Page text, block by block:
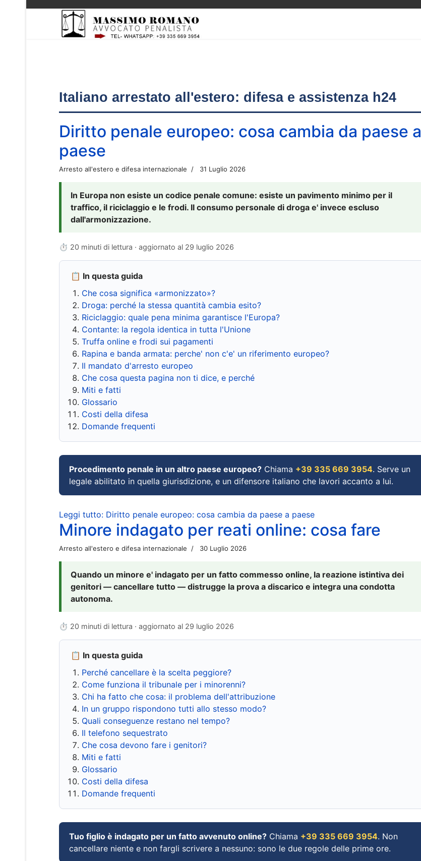
Italiano arrestato all'estero: difesa e assistenza h24
Diritto penale europeo: cosa cambia da paese a
paese
Arresto all'estero e difesa internazionale 31 Luglio 2026
In Europa non esiste un codice penale comune: esiste un pavimento minimo per il
traffico, il riciclaggio e le frodi. Il consumo personale di droga e' invece escluso
dall'armonizzazione.
⏱ 20 minuti di lettura · aggiornato al 29 luglio 2026
📋 In questa guida
Che cosa significa «armonizzato»?
Droga: perché la stessa quantità cambia esito?
Riciclaggio: quale pena minima garantisce l'Europa?
Contante: la regola identica in tutta l'Unione
Truffa online e frodi sui pagamenti
Rapina e banda armata: perche' non c'e' un riferimento europeo?
Il mandato d'arresto europeo
Che cosa questa pagina non ti dice, e perché
Miti e fatti
Glossario
Costi della difesa
Domande frequenti
Procedimento penale in un altro paese europeo? Chiama +39 335 669 3954. Serve un
legale abilitato in quella giurisdizione, e un difensore italiano che lavori accanto a lui.
Leggi tutto: Diritto penale europeo: cosa cambia da paese a paese
Minore indagato per reati online: cosa fare
Arresto all'estero e difesa internazionale 30 Luglio 2026
Quando un minore e' indagato per un fatto commesso online, la reazione istintiva dei
genitori — cancellare tutto — distrugge la prova a discarico e integra una condotta
autonoma.
⏱ 20 minuti di lettura · aggiornato al 29 luglio 2026
📋 In questa guida
Perché cancellare è la scelta peggiore?
Come funziona il tribunale per i minorenni?
Chi ha fatto che cosa: il problema dell'attribuzione
In un gruppo rispondono tutti allo stesso modo?
Quali conseguenze restano nel tempo?
Il telefono sequestrato
Che cosa devono fare i genitori?
Miti e fatti
Glossario
Costi della difesa
Domande frequenti
Tuo figlio è indagato per un fatto avvenuto online? Chiama +39 335 669 3954. Non
cancellare niente e non fargli scrivere a nessuno: sono le due regole delle prime ore.